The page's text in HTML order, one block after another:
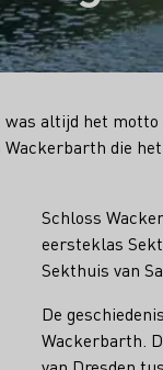
was altijd het
die
Schloss
eersteklas
Sekthuis van
De
Wackerbarth.